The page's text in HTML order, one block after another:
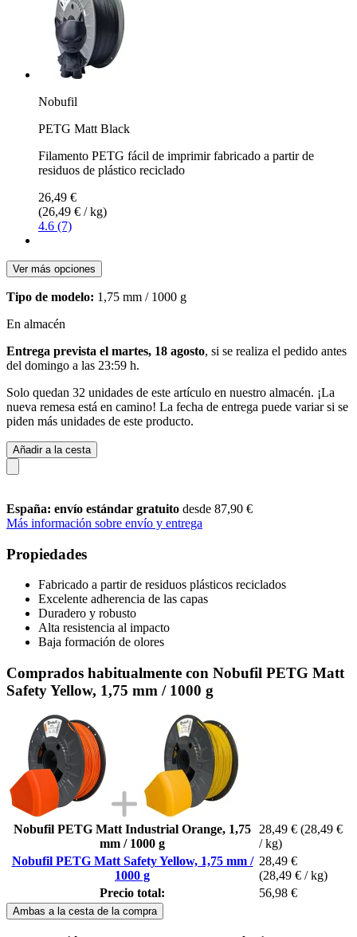
Nobufil
PETG Matt Black
Filamento PETG fácil de imprimir fabricado a partir de
residuos de plástico reciclado
26,49 €
(26,49 € / kg)
4.6 (7)
Ver más opciones
Tipo de modelo: 1,75 mm / 1000 g
En almacén
Entrega prevista el martes, 18 agosto, si se realiza el pedido antes
del domingo a las 23:59 h.
Solo quedan 32 unidades de este artículo en nuestro almacén. ¡La
nueva remesa está en camino! La fecha de entrega puede variar si se
piden más unidades de este producto.
Añadir a la cesta
España: envío estándar gratuito desde 87,90 €
Más información sobre envío y entrega
Propiedades
Fabricado a partir de residuos plásticos reciclados
Excelente adherencia de las capas
Duradero y robusto
Alta resistencia al impacto
Baja formación de olores
Comprados habitualmente con Nobufil PETG Matt
Safety Yellow, 1,75 mm / 1000 g
Nobufil PETG Matt Industrial Orange, 1,75
mm / 1000 g
28,49 € (28,49 €
/ kg)
Nobufil PETG Matt Safety Yellow, 1,75 mm /
1000 g
28,49 €
(28,49 € / kg)
Precio total:
56,98 €
Ambas a la cesta de la compra